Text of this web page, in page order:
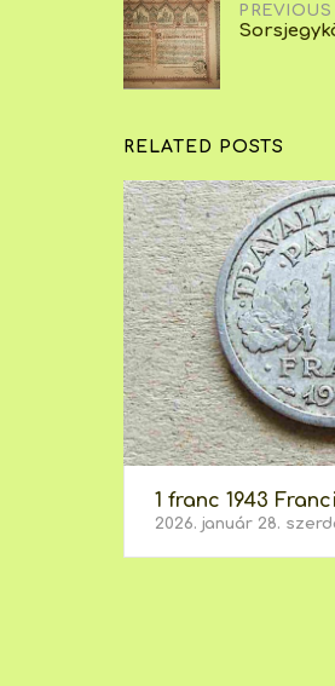
Post
navigation
PREVIOUS
RELATED POSTS
1 franc 1943
2026. január 28.